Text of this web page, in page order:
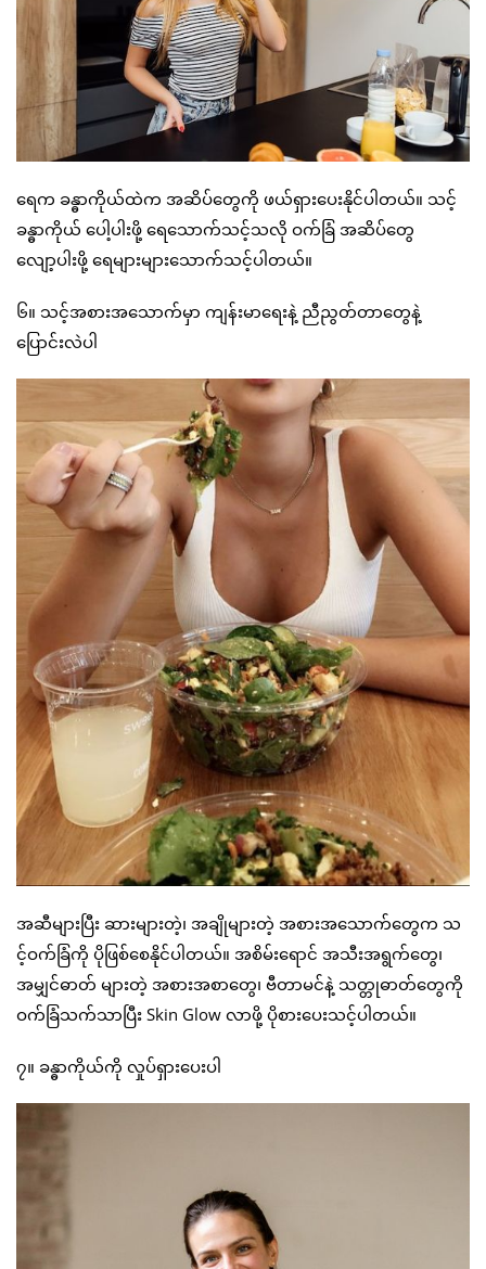
ရေက ခန္ဓာကိုယ်ထဲက အဆိပ်တွေကို ဖယ်ရှားပေးနိုင်ပါတယ်။ သင့်
ခန္ဓာကိုယ် ပေါ့ပါးဖို့ ရေသောက်သင့်သလို ဝက်ခြံ အဆိပ်တွေ
လျော့ပါးဖို့ ရေများများသောက်သင့်ပါတယ်။
၆။ သင့်အစားအသောက်မှာ ကျန်းမာရေးနဲ့ ညီညွတ်တာတွေနဲ့
ပြောင်းလဲပါ
အဆီများပြီး ဆားများတဲ့၊ အချိုများတဲ့ အစားအသောက်တွေက သ
င့်ဝက်ခြံကို ပိုဖြစ်စေနိုင်ပါတယ်။ အစိမ်းရောင် အသီးအရွက်တွေ၊
အမျှင်ဓာတ် များတဲ့ အစားအစာတွေ၊ ဗီတာမင်နဲ့ သတ္တုဓာတ်တွေကို
ဝက်ခြံသက်သာပြီး Skin Glow လာဖို့ ပိုစားပေးသင့်ပါတယ်။
၇။ ခန္ဓာကိုယ်ကို လှုပ်ရှားပေးပါ